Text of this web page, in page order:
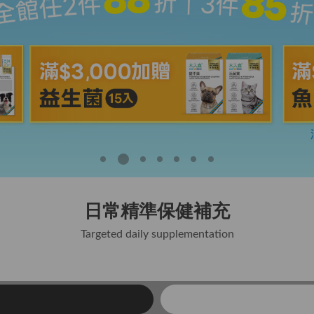
日常精準保健補充
Targeted daily supplementation